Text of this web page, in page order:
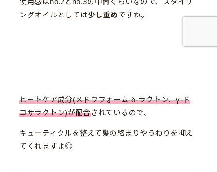
使用感はno.2とno.3の中間くらいなので、スタイリ
ングオイルとしては少し重めですね。
ヒートケア成分(メドウフォーム-δ-ラクトン、γ-ド
コサラクトン)が配合されているので、
キューティクルを整えて髪の絡まりやうねりを抑え
てくれますよ◎